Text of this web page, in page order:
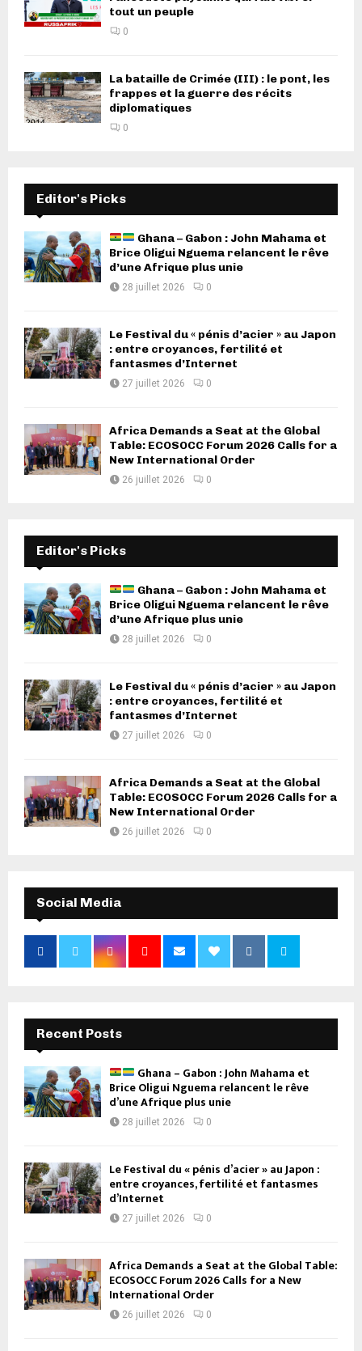
tout un peuple
0
La bataille de Crimée (III) : le pont, les
frappes et la guerre des récits
diplomatiques
0
Editor's Picks
Ghana – Gabon : John Mahama et
Brice Oligui Nguema relancent le rêve
d’une Afrique plus unie
28 juillet 2026 0
Le Festival du « pénis d’acier » au Japon
: entre croyances, fertilité et
fantasmes d’Internet
27 juillet 2026 0
Africa Demands a Seat at the Global
Table: ECOSOCC Forum 2026 Calls for a
New International Order
26 juillet 2026 0
Editor's Picks
Ghana – Gabon : John Mahama et
Brice Oligui Nguema relancent le rêve
d’une Afrique plus unie
28 juillet 2026 0
Le Festival du « pénis d’acier » au Japon
: entre croyances, fertilité et
fantasmes d’Internet
27 juillet 2026 0
Africa Demands a Seat at the Global
Table: ECOSOCC Forum 2026 Calls for a
New International Order
26 juillet 2026 0
Social Media
Recent Posts
Ghana – Gabon : John Mahama et
Brice Oligui Nguema relancent le rêve
d’une Afrique plus unie
28 juillet 2026 0
Le Festival du « pénis d’acier » au Japon :
entre croyances, fertilité et fantasmes
d’Internet
27 juillet 2026 0
Africa Demands a Seat at the Global Table:
ECOSOCC Forum 2026 Calls for a New
International Order
26 juillet 2026 0